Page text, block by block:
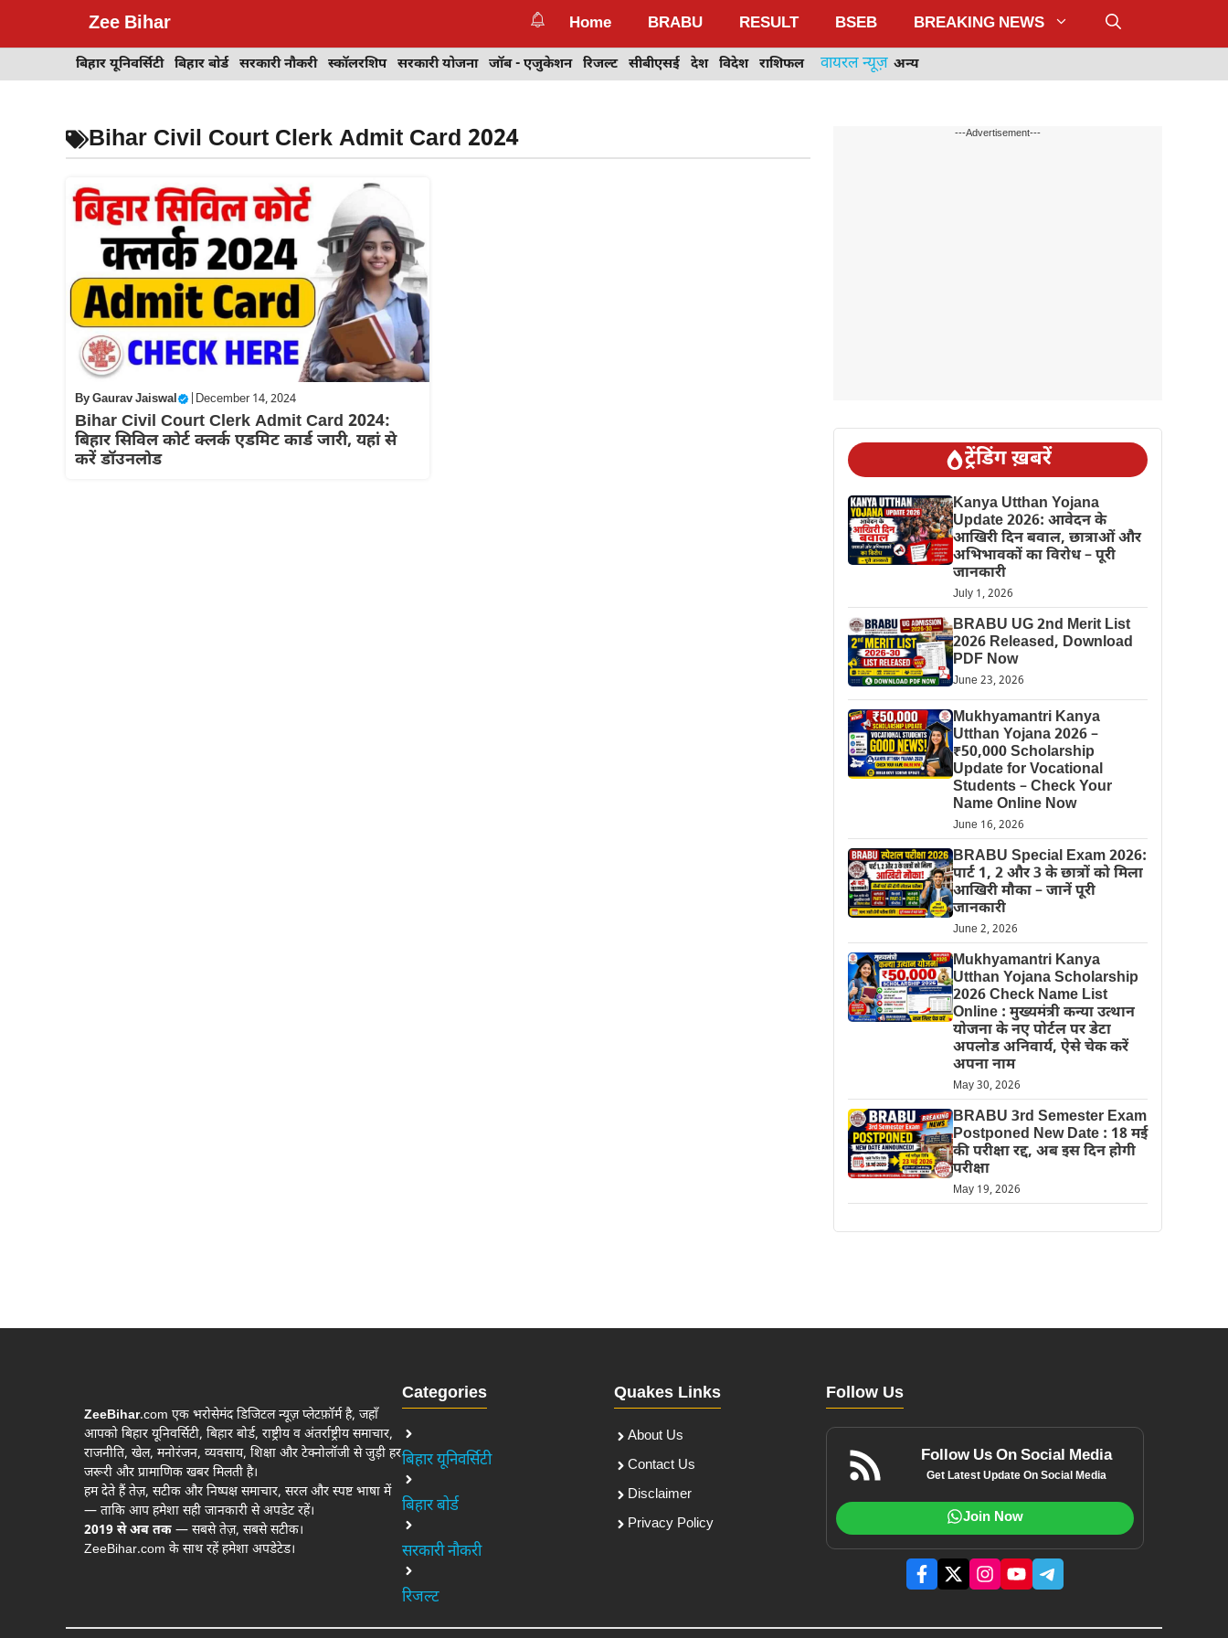
Zee Bihar Home BRABU RESULT BSEB BREAKING NEWS
बिहार यूनिवर्सिटी बिहार बोर्ड सरकारी नौकरी स्कॉलरशिप सरकारी योजना जॉब - एजुकेशन रिजल्ट सीबीएसई देश विदेश राशिफल वायरल न्यूज़ अन्य
Bihar Civil Court Clerk Admit Card 2024
ByGaurav Jaiswal December 14, 2024
Bihar Civil Court Clerk Admit Card 2024:
बिहार सिविल कोर्ट क्लर्क एडमिट कार्ड जारी, यहां से
करें डॉउनलोड
---Advertisement---
ट्रेंडिंग ख़बरें
Kanya Utthan Yojana
Update 2026: आवेदन के
आखिरी दिन बवाल, छात्राओं और
अभिभावकों का विरोध – पूरी
जानकारी
July 1, 2026
BRABU UG 2nd Merit List
2026 Released, Download
PDF Now
June 23, 2026
Mukhyamantri Kanya
Utthan Yojana 2026 –
₹50,000 Scholarship
Update for Vocational
Students – Check Your
Name Online Now
June 16, 2026
BRABU Special Exam 2026:
पार्ट 1, 2 और 3 के छात्रों को मिला
आखिरी मौका – जानें पूरी
जानकारी
June 2, 2026
Mukhyamantri Kanya
Utthan Yojana Scholarship
2026 Check Name List
Online : मुख्यमंत्री कन्या उत्थान
योजना के नए पोर्टल पर डेटा
अपलोड अनिवार्य, ऐसे चेक करें
अपना नाम
May 30, 2026
BRABU 3rd Semester Exam
Postponed New Date : 18 मई
की परीक्षा रद्द, अब इस दिन होगी
परीक्षा
May 19, 2026
ZeeBihar.com एक भरोसेमंद डिजिटल न्यूज़ प्लेटफ़ॉर्म है, जहाँ
आपको बिहार यूनिवर्सिटी, बिहार बोर्ड, राष्ट्रीय व अंतर्राष्ट्रीय समाचार,
राजनीति, खेल, मनोरंजन, व्यवसाय, शिक्षा और टेक्नोलॉजी से जुड़ी हर
जरूरी और प्रामाणिक खबर मिलती है।
हम देते हैं तेज़, सटीक और निष्पक्ष समाचार, सरल और स्पष्ट भाषा में
— ताकि आप हमेशा सही जानकारी से अपडेट रहें।
2019 से अब तक — सबसे तेज़, सबसे सटीक।
ZeeBihar.com के साथ रहें हमेशा अपडेटेड।
Categories
बिहार यूनिवर्सिटी
बिहार बोर्ड
सरकारी नौकरी
रिजल्ट
Quakes Links
About Us
Contact Us
Disclaimer
Privacy Policy
Follow Us
Follow Us On Social Media
Get Latest Update On Social Media
Join Now